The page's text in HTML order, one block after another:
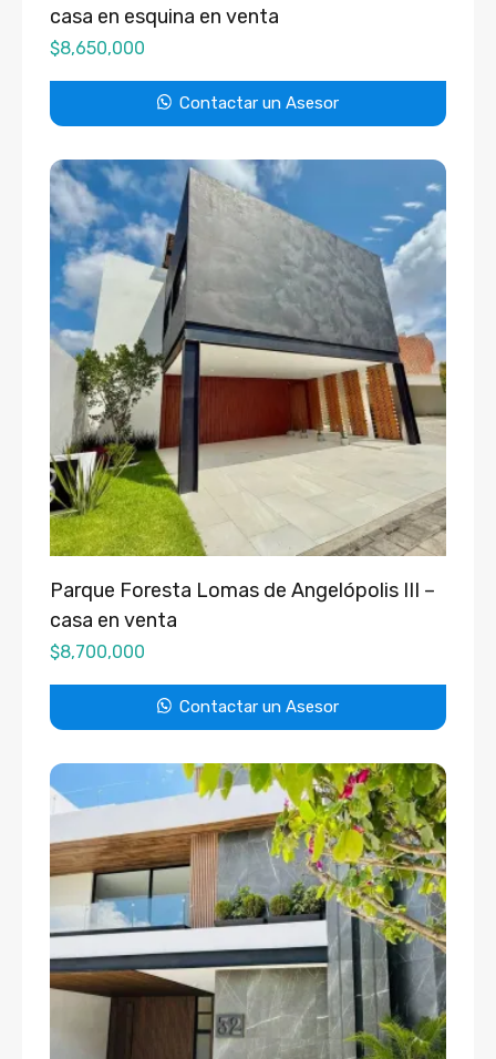
casa en esquina en venta
$8,650,000
Contactar un Asesor
Parque Foresta Lomas de Angelópolis III –
casa en venta
$8,700,000
Contactar un Asesor